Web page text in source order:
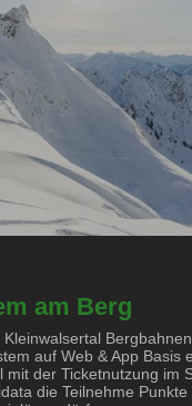
am Berg
auf Web & App Basis
mit der Ticketnutzung im
die Teilnehme